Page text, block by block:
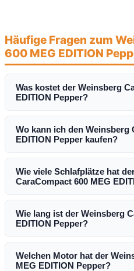
Häufige Fragen zum
600 MEG EDITION
Was kostet der Weinsberg
EDITION Pepper?
Wo kann ich den Weinsberg
EDITION Pepper kaufen?
Wie viele Schlafplätze hat
CaraCompact 600 MEG
Wie lang ist der Weinsberg
EDITION Pepper?
Welchen Motor hat der
MEG EDITION Pepper?